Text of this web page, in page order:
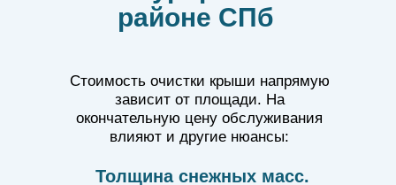
районе СПб
Стоимость очистки крыши напрямую
зависит от площади. На
окончательную цену обслуживания
влияют и другие нюансы:
Толщина снежных масс.